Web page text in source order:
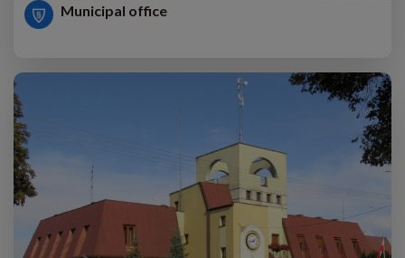
Municipal office